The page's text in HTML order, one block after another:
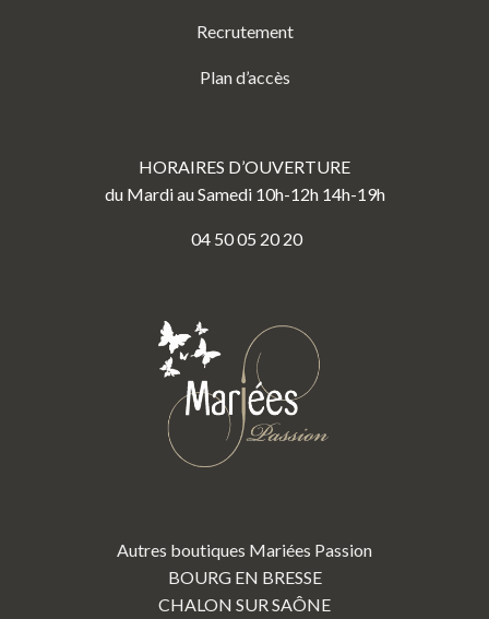
Recrutement
Plan d’accès
HORAIRES D’OUVERTURE
du Mardi au Samedi 10h-12h 14h-19h
04 50 05 20 20
Autres boutiques Mariées Passion
BOURG EN BRESSE
CHALON SUR SAÔNE